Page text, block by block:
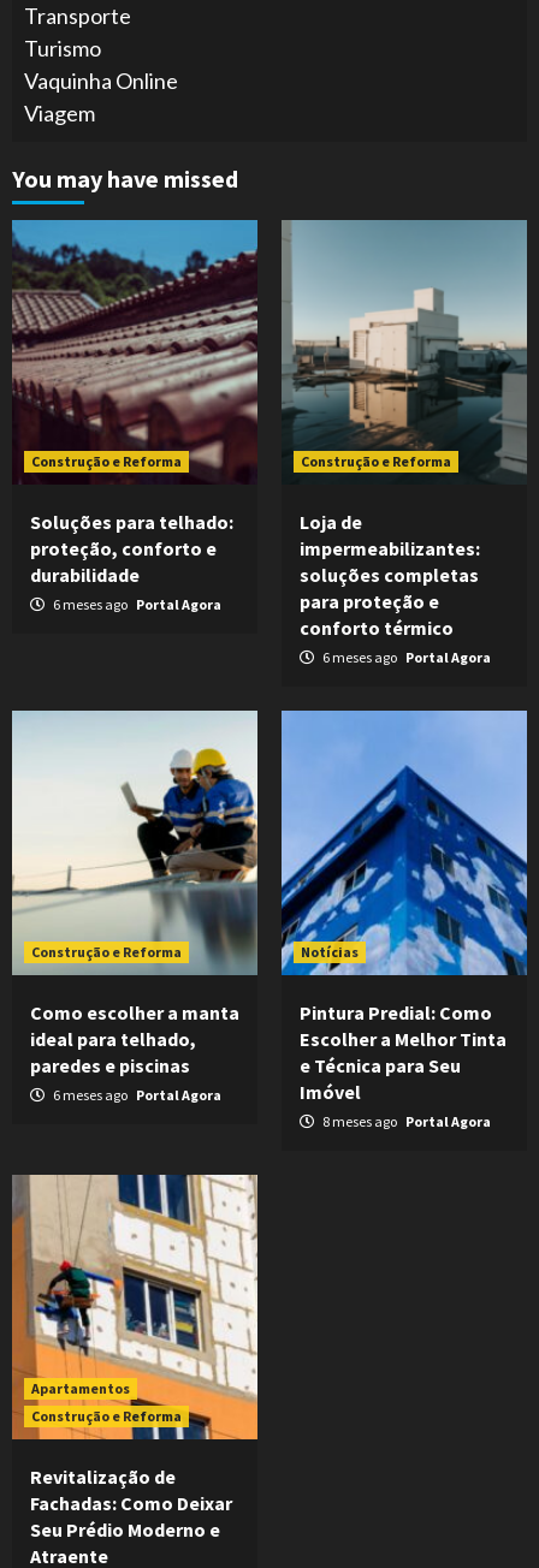
Transporte
Turismo
Vaquinha Online
Viagem
You may have missed
Construção e Reforma
Soluções para telhado:
proteção, conforto e
durabilidade
6 meses ago Portal Agora
Construção e Reforma
Loja de
impermeabilizantes:
soluções completas
para proteção e
conforto térmico
6 meses ago Portal Agora
Construção e Reforma
Como escolher a manta
ideal para telhado,
paredes e piscinas
6 meses ago Portal Agora
Notícias
Pintura Predial: Como
Escolher a Melhor Tinta
e Técnica para Seu
Imóvel
8 meses ago Portal Agora
Apartamentos
Construção e Reforma
Revitalização de
Fachadas: Como Deixar
Seu Prédio Moderno e
Atraente